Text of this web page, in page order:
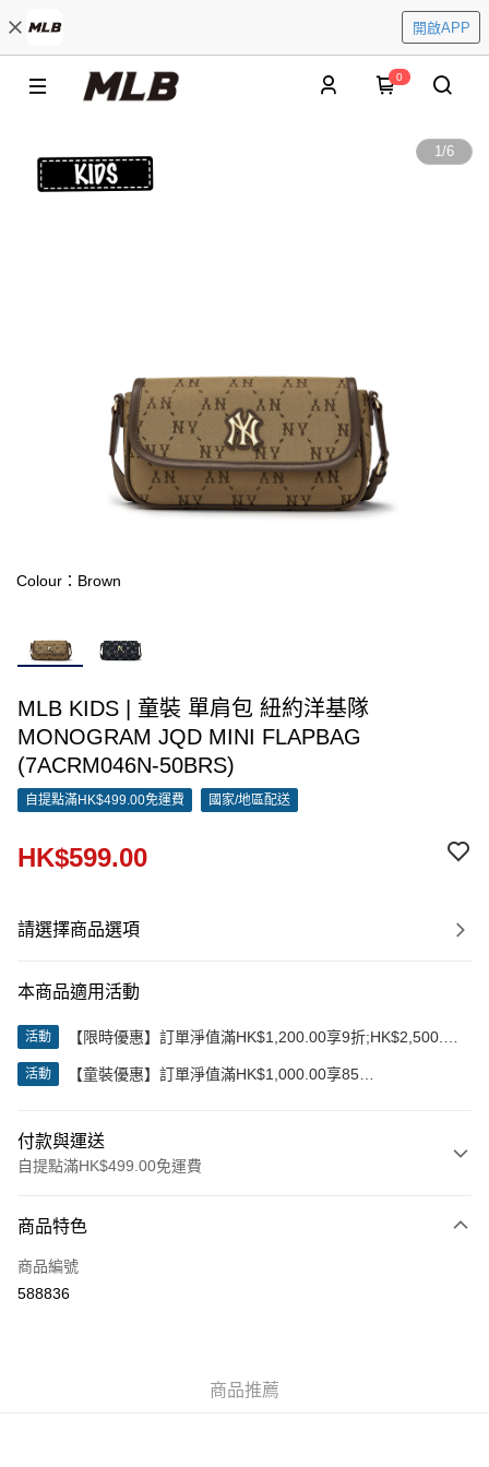
開啟APP
0
1/6
Colour：Brown
MLB KIDS | 童裝 單肩包 紐約洋基隊
MONOGRAM JQD MINI FLAPBAG
(7ACRM046N-50BRS)
自提點滿HK$499.00免運費 國家/地區配送
HK$599.00
請選擇商品選項
本商品適用活動
活動
【限時優惠】訂單淨值滿HK$1,200.00享9折;HK$2,500.00
活動
【童裝優惠】訂單淨值滿HK$1,000.00享85
付款與運送
自提點滿HK$499.00免運費
信用卡
Apple Pay
商品特色
商品編號
588836
商品推薦